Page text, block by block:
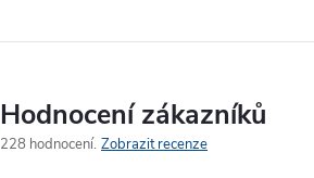
Hodnocení zákazníků
228 hodnocení Zobrazit recenze